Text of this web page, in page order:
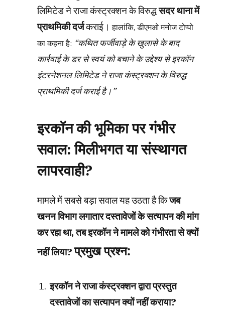
लिमिटेड ने राजा कंस्ट्रक्शन के विरुद्धसदर थाना में
प्राथमिकी दर्जकराई।हालांकि, डीएमओ मनोज टोप्पो
का कहना है: “कथित फर्जीवाड़े के खुलासे के बाद
कार्रवाई के डर से स्वयं को बचाने के उद्देश्य से इरकॉन
इंटरनेशनल लिमिटेड ने राजा कंस्ट्रक्शन के विरुद्ध
प्राथमिकी दर्ज कराई है।”
इरकॉन की भूमिका पर गंभीर
सवाल: मिलीभगत या संस्थागत
लापरवाही?
मामले में सबसे बड़ा सवाल यह उठता है किजब
खनन विभाग लगातार दस्तावेजों के सत्यापन की मांग
कर रहा था, तब इरकॉन ने मामले को गंभीरता से क्यों
नहीं लिया?प्रमुख प्रश्न:
इरकॉन ने राजा कंस्ट्रक्शन द्वारा प्रस्तुत
दस्तावेजों का सत्यापन क्यों नहीं कराया?